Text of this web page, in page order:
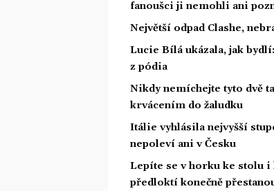
fanoušci ji nemohli ani
Největší odpad Clashe,
Lucie Bílá ukázala, jak
z pódia
Nikdy nemíchejte tyto dvě
krvácením do žaludku
Itálie vyhlásila nejvyšší
nepoleví ani v Česku
Lepíte se v horku ke stolu
předloktí konečně